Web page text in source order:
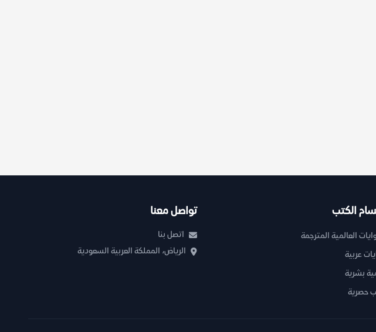
الكتب
العالمية المترجمة
عربية
بشرية
حصرية
تواصل معنا
اتصل بنا
الرياض، المملكة العربية السعودية